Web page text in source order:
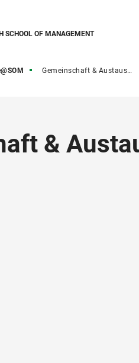
SCHOOL OF MANAGEMENT
Gemeinschaft & Austausch
&